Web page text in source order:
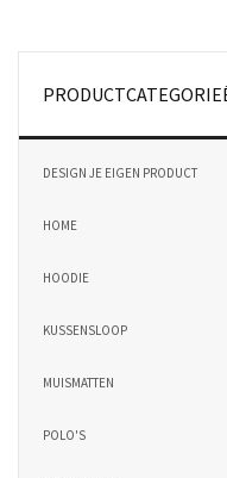
DESIGN JE EIGEN PRODUCT
HOME
HOODIE
KUSSENSLOOP
MUISMATTEN
POLO'S